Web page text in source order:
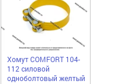
Хомут COMFORT 104-
112 силовой
одноболтовый желтый